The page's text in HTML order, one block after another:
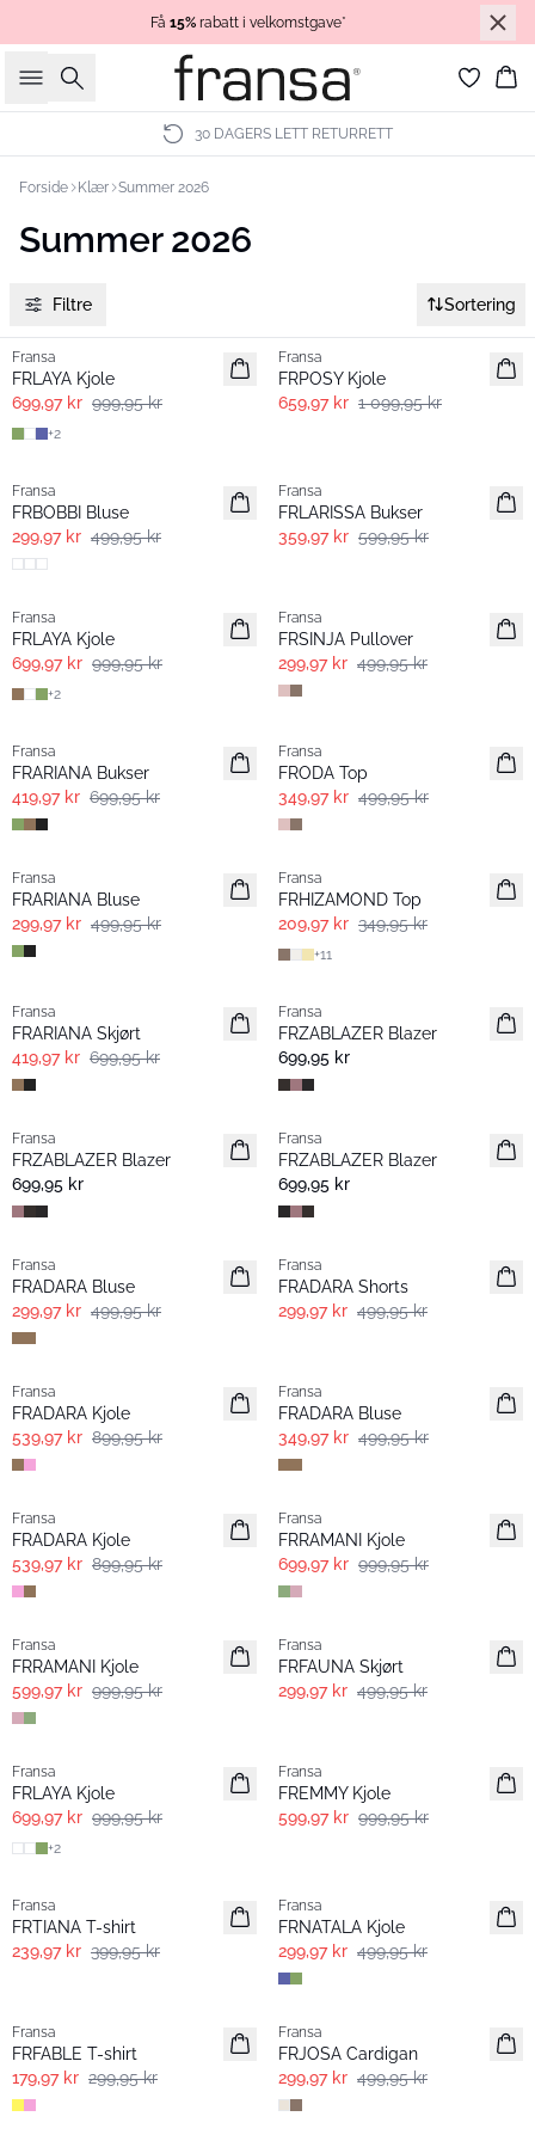
Få 15% rabatt i velkomstgave*
Søk
30 DAGERS LETT RETURRETT
Forside Klær Summer 2026
Summer 2026
Filtre Sortering
-30%
Fransa
FRLAYA Kjole
699,97 kr 999,95 kr
+2
Fransa
FRPOSY Kjole
659,97 kr 1 099,95 kr
Fransa
FRBOBBI Bluse
299,97 kr 499,95 kr
Fransa
FRLARISSA Bukser
359,97 kr 599,95 kr
-30%
Fransa
FRLAYA Kjole
699,97 kr 999,95 kr
+2
Fransa
FRSINJA Pullover
299,97 kr 499,95 kr
Fransa
FRARIANA Bukser
419,97 kr 699,95 kr
Fransa
FRODA Top
349,97 kr 499,95 kr
- 40% | Salg
Fransa
FRARIANA Bluse
299,97 kr 499,95 kr
- 40% | Salg
Fransa
FRHIZAMOND Top
209,97 kr 349,95 kr
+11
Fransa
FRARIANA Skjørt
419,97 kr 699,95 kr
Nyhet
Fransa
FRZABLAZER Blazer
699,95 kr
Nyhet
Fransa
FRZABLAZER Blazer
699,95 kr
Nyhet
Fransa
FRZABLAZER Blazer
699,95 kr
- 40% | Salg
Fransa
FRADARA Bluse
299,97 kr 499,95 kr
- 40% | Salg
Fransa
FRADARA Shorts
299,97 kr 499,95 kr
- 40% | Salg
Fransa
FRADARA Kjole
539,97 kr 899,95 kr
Fransa
FRADARA Bluse
349,97 kr 499,95 kr
- 40% | Salg
Fransa
FRADARA Kjole
539,97 kr 899,95 kr
-30%
Fransa
FRRAMANI Kjole
699,97 kr 999,95 kr
- 40% | Salg
Fransa
FRRAMANI Kjole
599,97 kr 999,95 kr
- 40% | Salg
Fransa
FRFAUNA Skjørt
299,97 kr 499,95 kr
-30%
Fransa
FRLAYA Kjole
699,97 kr 999,95 kr
+2
Fransa
FREMMY Kjole
599,97 kr 999,95 kr
Fransa
FRTIANA T-shirt
239,97 kr 399,95 kr
Fransa
FRNATALA Kjole
299,97 kr 499,95 kr
Fransa
FRFABLE T-shirt
179,97 kr 299,95 kr
- 40% | Salg
Fransa
FRJOSA Cardigan
299,97 kr 499,95 kr
- 40% | Salg - 40% | Salg